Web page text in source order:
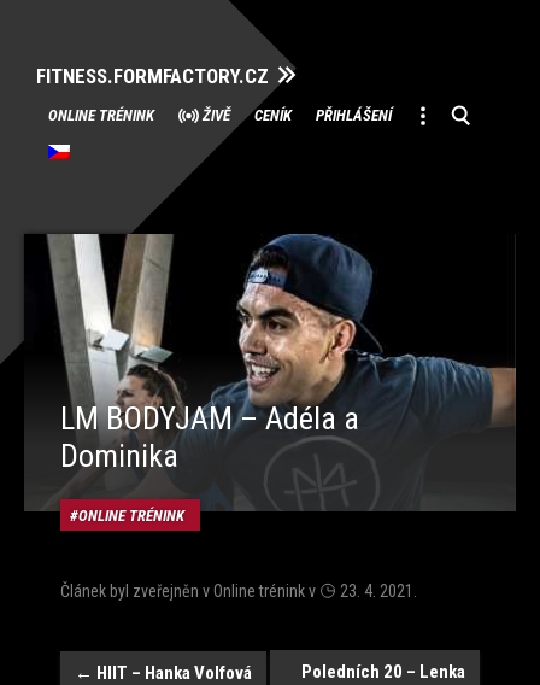
FITNESS.FORMFACTORY.CZ
Přeskočit
na
obsah
ONLINE TRÉNINK ŽIVĚ CENÍK PŘIHLÁŠENÍ
LM BODYJAM – Adéla a
Dominika
ONLINE TRÉNINK
Článek byl zveřejněn vOnline tréninkv 23. 4. 2021
Navigace
← HIIT – Hanka Volfová
Poledních 20 – Lenka